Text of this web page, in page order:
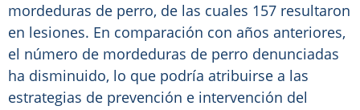
mordeduras de perro, de las cuales 157 resultaron
en lesiones. En comparación con años anteriores,
el número de mordeduras de perro denunciadas
ha disminuido, lo que podría atribuirse a las
estrategias de prevención e intervención del